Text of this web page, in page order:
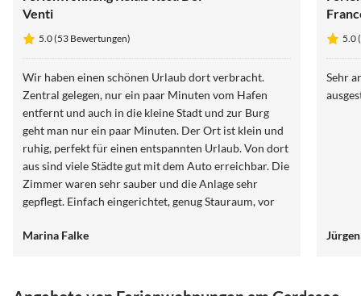
Venti
5.0 (53 Bewertungen)
Wir haben einen schönen Urlaub dort verbracht.
Zentral gelegen, nur ein paar Minuten vom Hafen
entfernt und auch in die kleine Stadt und zur Burg
geht man nur ein paar Minuten. Der Ort ist klein und
ruhig, perfekt für einen entspannten Urlaub. Von dort
aus sind viele Städte gut mit dem Auto erreichbar. Die
Zimmer waren sehr sauber und die Anlage sehr
gepflegt. Einfach eingerichtet, genug Stauraum, vor
Kleiderschrank ist für 2 Erwachsene und 2 Kinder zu
hat es uns nicht gestört die Nachbarskinder zu hören.
Marina Falke
5.0
Sehr